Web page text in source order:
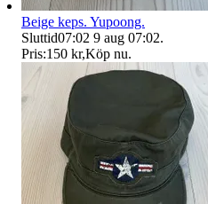
Beige keps. Yupoong.
Sluttid07:02 9 aug 07:02.
Pris:150 kr,Köp nu.